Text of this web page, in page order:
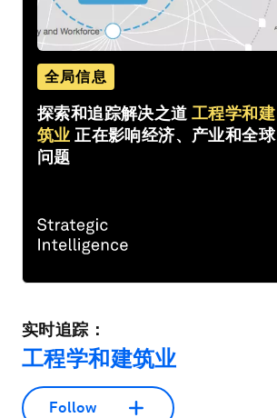
全局信息
探索和追踪解决之道 工程学和建
筑业 正在影响经济、产业和全球
问题
实时追踪：
工程学和建筑业
Follow